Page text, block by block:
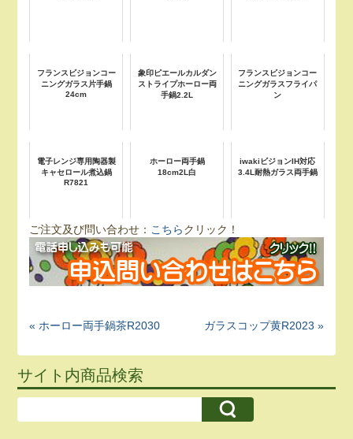
フランスビジョンコー
ニングガラス片手鍋
24cm
象印ピエールカルダン
ストライプホーロー両
手鍋2.2L
フランスビジョンコー
ニングガラスフライパ
ン
電子レンジ専用陶器製
キャセロール煮込鍋
R7821
ホーロー両手鍋
18cm2L白
iwakiビジョンIH対応
3.4L耐熱ガラス両手鍋
ご注文及び問い合わせ： こちらクリック！
« ホーロー両手鍋茶R2030 ガラスコップ黄R2023 »
サイト内商品検索